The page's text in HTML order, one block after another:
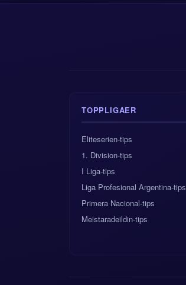
TOPPLIGAER
Eliteserien-tips
1. Division-tips
I Liga-tips
Liga Profesional Argentina-tips
Primera Nacional-tips
Meistaradeildin-tips